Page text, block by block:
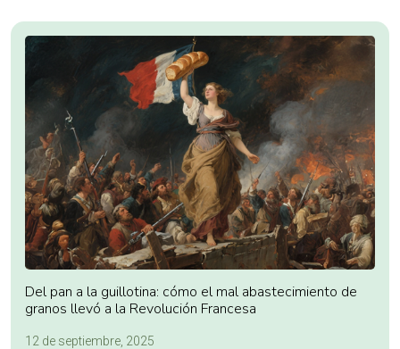
Del pan a la guillotina: cómo el mal abastecimiento de
granos llevó a la Revolución Francesa
12 de septiembre, 2025